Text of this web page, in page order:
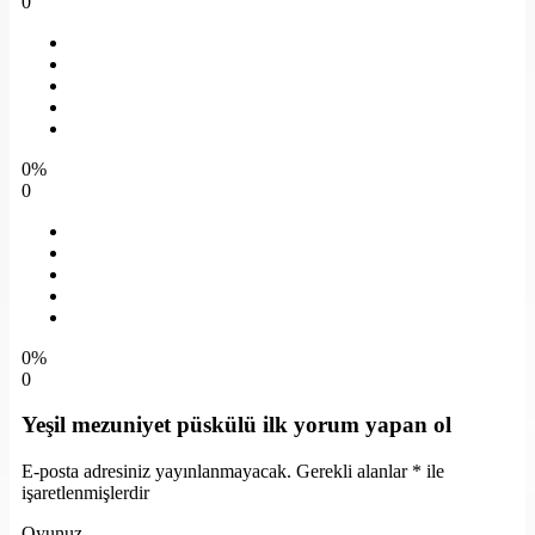
0%
0
0%
0
Yeşil mezuniyet püskülü ilk yorum yapan ol
E-posta adresiniz yayınlanmayacak. Gerekli alanlar * ile
işaretlenmişlerdir